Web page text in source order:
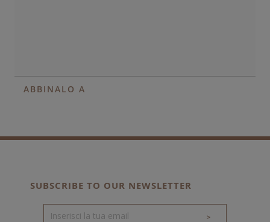
ABBINALO A
SUBSCRIBE TO OUR NEWSLETTER
>